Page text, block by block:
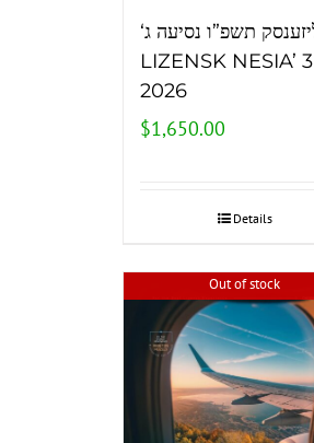
‘ליזענסק תשפ”ו נסיעה ג
LIZENSK NESIA’ 3
2026
$1,650.00
Details
Out of stock